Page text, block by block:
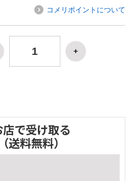
コメリポイントについて
店で受け取る
（送料無料）